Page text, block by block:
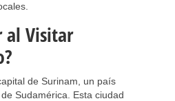
al Visitar
de Surinam, un país
Sudamérica. Esta ciudad